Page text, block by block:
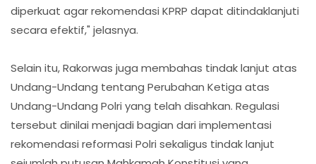
diperkuat agar rekomendasi KPRP dapat ditindaklanjuti
secara efektif," jelasnya.
Selain itu, Rakorwas juga membahas tindak lanjut atas
Undang-Undang tentang Perubahan Ketiga atas
Undang-Undang Polri yang telah disahkan. Regulasi
tersebut dinilai menjadi bagian dari implementasi
rekomendasi reformasi Polri sekaligus tindak lanjut